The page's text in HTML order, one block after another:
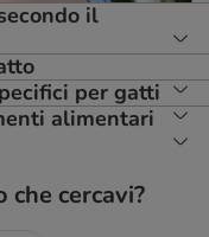
il
per gatti
alimentari
cercavi?